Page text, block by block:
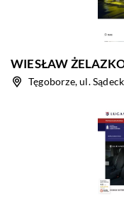
WIESŁAW
Tęgoborze, ul.